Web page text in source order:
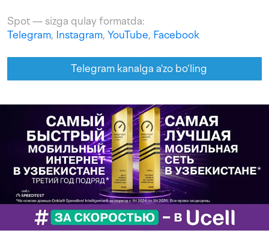
Spot — sizga qulay formatda:
Telegram, Instagram, YouTube, Facebook
Telegram kanalga a'zo bo‘ling